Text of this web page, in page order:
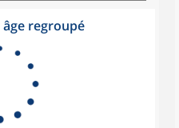
âge regroupé